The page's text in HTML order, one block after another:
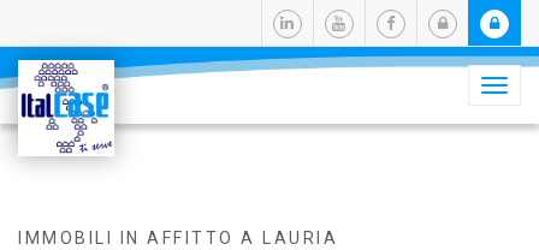
IMMOBILI IN AFFITTO A LAURIA